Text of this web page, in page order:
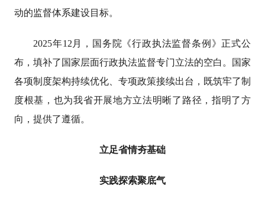
动的监督体系建设目标。
2025年12月，国务院《行政执法监督条例》正式公
布，填补了国家层面行政执法监督专门立法的空白。国家
各项制度架构持续优化、专项政策接续出台，既筑牢了制
度根基，也为我省开展地方立法明晰了路径，指明了方
向，提供了遵循。
立足省情夯基础
实践探索聚底气